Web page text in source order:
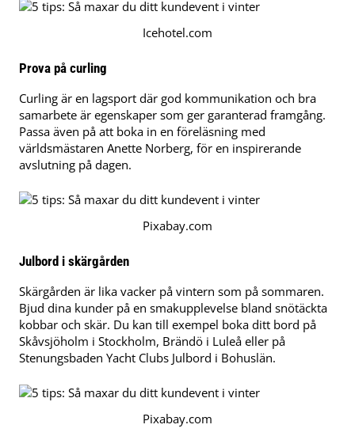
Icehotel.com
Prova på curling
Curling är en lagsport där god kommunikation och bra
samarbete är egenskaper som ger garanterad framgång.
Passa även på att boka in en föreläsning med
världsmästaren Anette Norberg, för en inspirerande
avslutning på dagen.
Pixabay.com
Julbord i skärgården
Skärgården är lika vacker på vintern som på sommaren.
Bjud dina kunder på en smakupplevelse bland snötäckta
kobbar och skär. Du kan till exempel boka ditt bord på
Skåvsjöholm i Stockholm, Brändö i Luleå eller på
Stenungsbaden Yacht Clubs Julbord i Bohuslän.
Pixabay.com